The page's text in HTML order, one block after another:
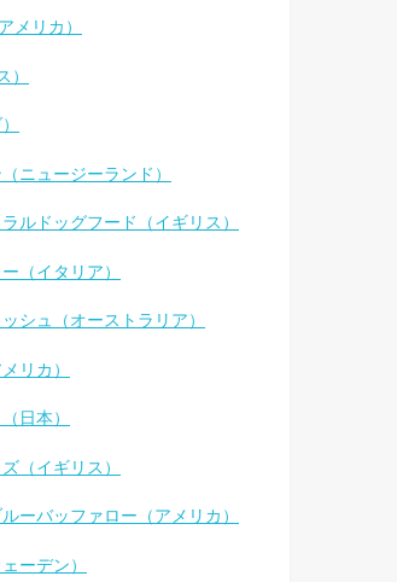
メリカ）
）
ニュージーランド）
ルドッグフード（イギリス）
（イタリア）
シュ（オーストラリア）
リカ）
日本）
（イギリス）
ルーバッファロー（アメリカ）
ーデン）